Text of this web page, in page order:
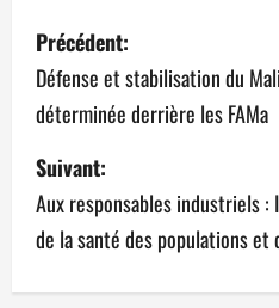
N
a
v
i
g
a
Précédent:
Défense et stabilisation du
déterminée derrière les FAMa
Suivant:
Aux responsables industriels :
de la santé des populations et